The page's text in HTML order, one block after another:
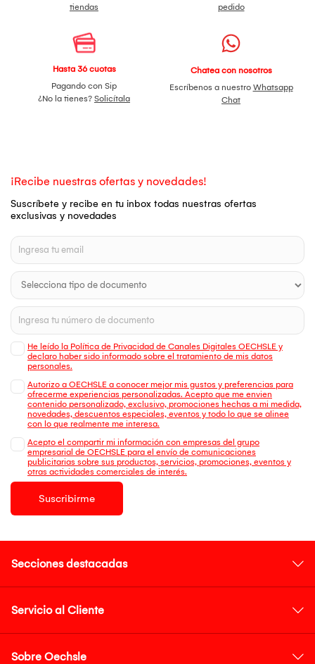
tiendas
pedido
Hasta 36 cuotas
Pagando con Sip
¿No la tienes? Solicítala
Chatea con nosotros
Escríbenos a nuestro Whatsapp
Chat
¡Recibe nuestras ofertas y novedades!
Suscríbete y recibe en tu inbox todas nuestras ofertas
exclusivas y novedades
He leído la Política de Privacidad de Canales Digitales OECHSLE y
declaro haber sido informado sobre el tratamiento de mis datos
personales.
Autorizo a OECHSLE a conocer mejor mis gustos y preferencias para
ofrecerme experiencias personalizadas. Acepto que me envien
contenido personalizado, exclusivo, promociones hechas a mi medida,
novedades, descuentos especiales, eventos y todo lo que se alinee
con lo que realmente me interesa.
Acepto el compartir mi información con empresas del grupo
empresarial de OECHSLE para el envío de comunicaciones
publicitarias sobre sus productos, servicios, promociones, eventos y
otras actividades comerciales de interés.
Suscribirme
Secciones destacadas
Servicio al Cliente
Sobre Oechsle